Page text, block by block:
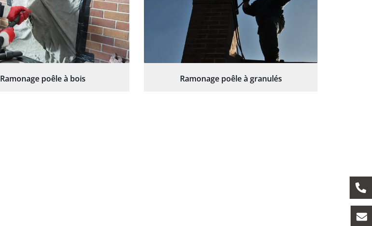
Ramonage poêle à bois Ramonage poêle à granulés